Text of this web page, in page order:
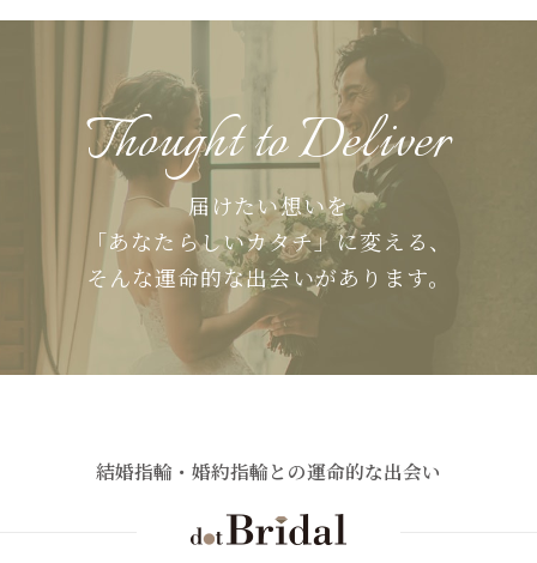
Thought to Deliver
届けたい想いを
「あなたらしいカタチ」に変える、
そんな運命的な出会いがあります。
結婚指輪・婚約指輪との運命的な出会い